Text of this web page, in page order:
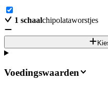
1 schaalchipolataworstjes
Voedingswaarden